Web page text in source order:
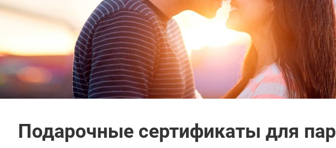
Подарочные сертификаты для